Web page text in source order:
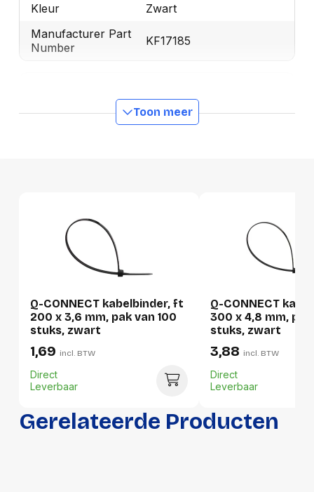
Kleur
Zwart
Manufacturer Part
Number
KF17185
Lengte
0 mm
Verpakking
Hoeveelheid:
1 stuk
Breedte:
Hoogte:
Lengte:
Toon meer
Gerelateerde Producten
Q-CONNECT kabelbinder, ft
200 x 3,6 mm, pak van 100
stuks, zwart
1,69 incl. BTW
Direct
Leverbaar
Q-CONNECT
300 x 4,8 mm, pak
stuks, zwart
3,88 incl. BTW
Direct
Leverbaar